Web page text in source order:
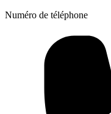
Numéro de téléphone